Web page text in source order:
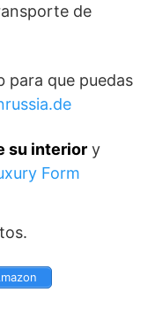
de
para que puedas
su interior y
Form